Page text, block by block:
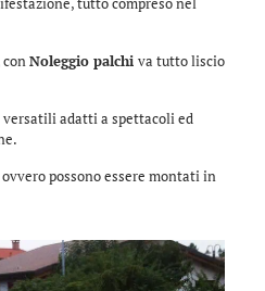
Noleggio palchi va tutto liscio
adatti a spettacoli ed
possono essere montati in